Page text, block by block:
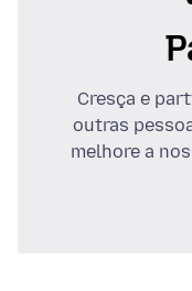
Cresça e
outras
melhore a